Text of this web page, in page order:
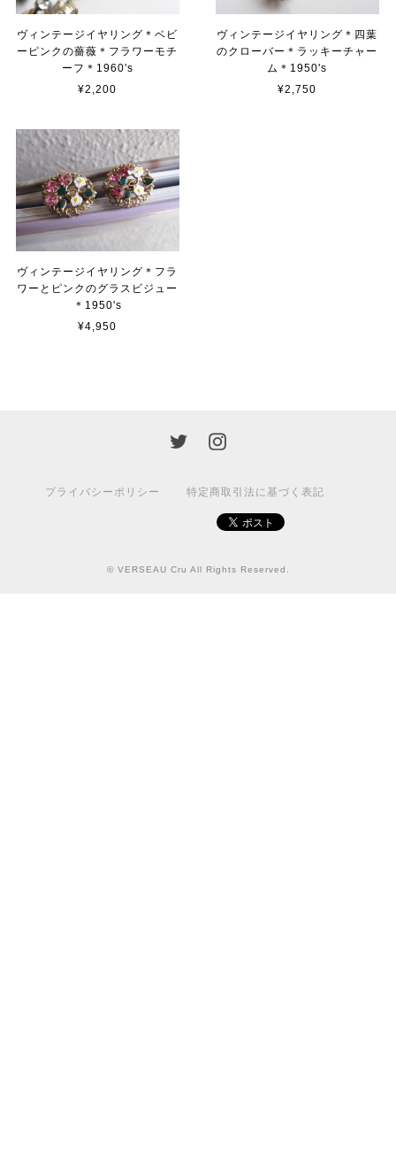
ヴィンテージイヤリング＊ベビ
ーピンクの薔薇＊フラワーモチ
ーフ＊1960's
¥2,200
ヴィンテージイヤリング＊四葉
のクローバー＊ラッキーチャー
ム＊1950's
¥2,750
ヴィンテージイヤリング＊フラ
ワーとピンクのグラスビジュー
＊1950's
¥4,950
プライバシーポリシー 特定商取引法に基づく表記
© VERSEAU Cru All Rights Reserved.